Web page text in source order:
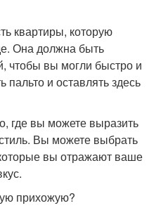
квартиры, которую
Она должна быть
чтобы вы могли быстро и
пальто и оставлять здесь
где вы можете выразить
Вы можете выбрать
вы отражают ваше
прихожую?